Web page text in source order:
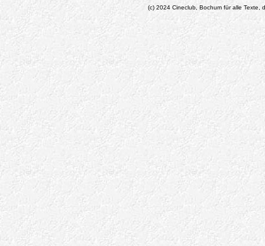
(c) 2024 Cineclub, Bochum für alle Texte,